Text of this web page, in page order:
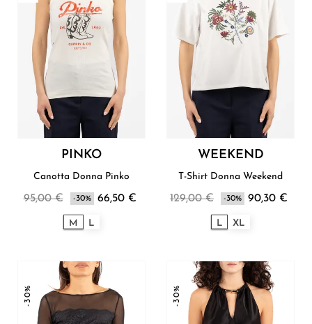
PINKO
Canotta Donna Pinko
95,00 € -30% 66,50 €
M L
WEEKEND
T-Shirt Donna Weekend
129,00 € -30% 90,30 €
L XL
-30% -30%